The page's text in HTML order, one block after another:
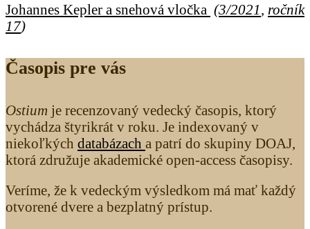
Johannes Kepler a snehová vločka (3/2021
ročník
17)
Časopis pre vás
Ostium je recenzovaný vedecký časopis, ktorý
vychádza štyrikrát v roku. Je indexovaný v
niekoľkých databázach a patrí do skupiny DOAJ,
ktorá združuje akademické open-access časopisy.
Veríme, že k vedeckým výsledkom má mať každý
otvorené dvere a bezplatný prístup.